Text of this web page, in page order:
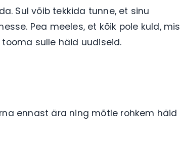
Sul võib tekkida tunne, et sinu
Pea meeles, et kõik pole kuld, mis
sulle häid uudiseid.
ennast ära ning mõtle rohkem häid